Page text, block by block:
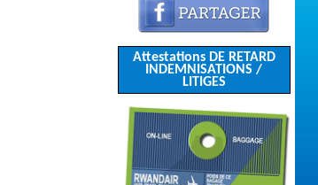
Attestations DE RETARD
INDEMNISATIONS /
LITIGES